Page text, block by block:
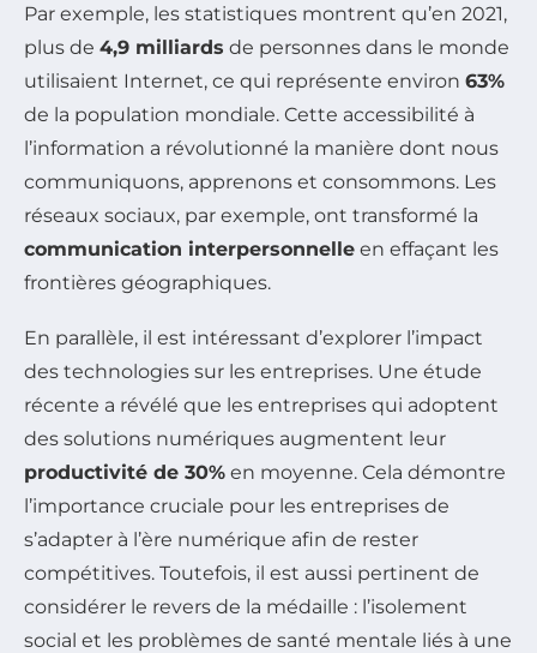
Par exemple, les statistiques montrent qu’en 2021,
plus de 4,9 milliards de personnes dans le monde
utilisaient Internet, ce qui représente environ 63%
de la population mondiale. Cette accessibilité à
l’information a révolutionné la manière dont nous
communiquons, apprenons et consommons. Les
réseaux sociaux, par exemple, ont transformé la
communication interpersonnelle en effaçant les
frontières géographiques.
En parallèle, il est intéressant d’explorer l’impact
des technologies sur les entreprises. Une étude
récente a révélé que les entreprises qui adoptent
des solutions numériques augmentent leur
productivité de 30% en moyenne. Cela démontre
l’importance cruciale pour les entreprises de
s’adapter à l’ère numérique afin de rester
compétitives. Toutefois, il est aussi pertinent de
considérer le revers de la médaille : l’isolement
social et les problèmes de santé mentale liés à une